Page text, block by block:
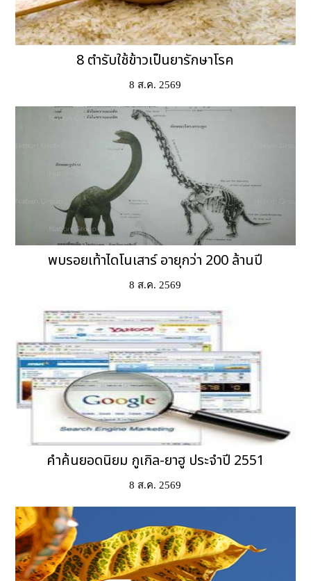
8 ตำรับใช้ข้าวเป็นยารักษาโรค
8 ส.ค. 2569
พบรอยเท้าไดโนเสาร์ อายุกว่า 200 ล้านปี
8 ส.ค. 2569
คำค้นยอดนิยม กูเกิล-ยาฮู ประจำปี 2551
8 ส.ค. 2569